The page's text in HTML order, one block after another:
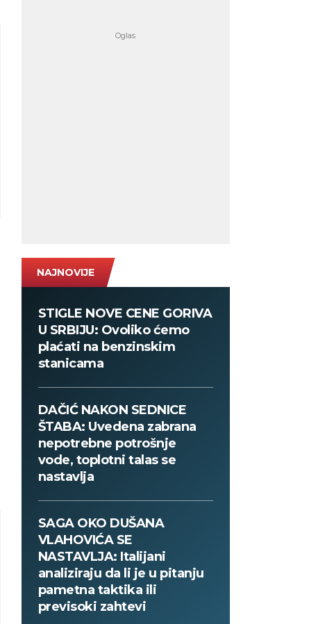
NAJNOVIJE
STIGLE NOVE CENE GORIVA
U SRBIJU: Ovoliko ćemo
plaćati na benzinskim
stanicama
DAČIĆ NAKON SEDNICE
ŠTABA: Uvedena zabrana
nepotrebne potrošnje
vode, toplotni talas se
nastavlja
SAGA OKO DUŠANA
VLAHOVIĆA SE
NASTAVLJA: Italijani
analiziraju da li je u pitanju
pametna taktika ili
previsoki zahtevi